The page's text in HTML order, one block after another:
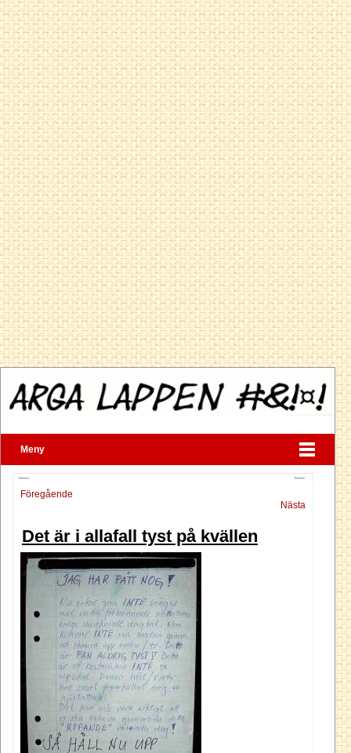
Meny
Föregående
Nästa
Det är i allafall tyst på kvällen